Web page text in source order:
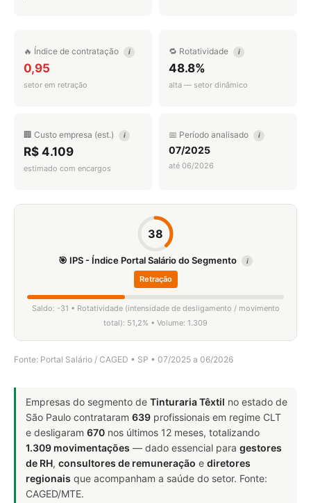
🔥 Índice de contratação i
0,95
setor em retração
🔁 Rotatividade i
48.8%
alta — setor dinâmico
🏢 Custo empresa (est.) i
R$ 4.109
estimado com encargos
📅 Período analisado i
07/2025
até 06/2026
38
🎯 IPS - Índice Portal Salário do Segmento i
Retração
Saldo: -31 • Rotatividade (intensidade de desligamento / movimento
total): 51,2% • Volume: 1.309
Fonte: Portal Salário / CAGED • SP • 07/2025 a 06/2026
Empresas do segmento de Tinturaria Têxtil no estado de
São Paulo contrataram 639 profissionais em regime CLT
e desligaram 670 nos últimos 12 meses, totalizando
1.309 movimentações — dado essencial para gestores
de RH, consultores de remuneração e diretores
regionais que acompanham a saúde do setor. Fonte:
CAGED/MTE.